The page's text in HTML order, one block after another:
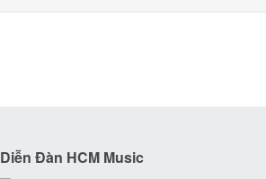
Diễn Đàn HCM Music